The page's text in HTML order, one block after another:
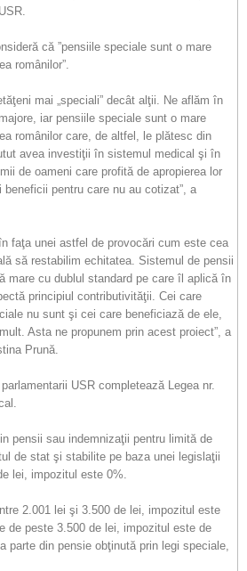
că ”pensiile speciale sunt o mare
românilor”.
mai „speciali” decât alţii. Ne aflăm în
iar pensiile speciale sunt o mare
românilor care, de altfel, le plătesc din
avea investiţii în sistemul medical şi în
de oameni care profită de apropierea lor
pentru care nu au cotizat”, a
faţa unei astfel de provocări cum este cea
să restabilim echitatea. Sistemul de pensii
mare cu dublul standard pe care îl aplică în
principiul contributivităţii. Cei care
nu sunt şi cei care beneficiază de ele,
Asta ne propunem prin acest proiect”, a
Prună.
USR completează Legea nr.
pensii sau indemnizaţii pentru limită de
de stat şi stabilite pe baza unei legislaţii
lei, impozitul este 0%.
2.001 lei şi 3.500 de lei, impozitul este
de peste 3.500 de lei, impozitul este de
parte din pensie obţinută prin legi speciale,